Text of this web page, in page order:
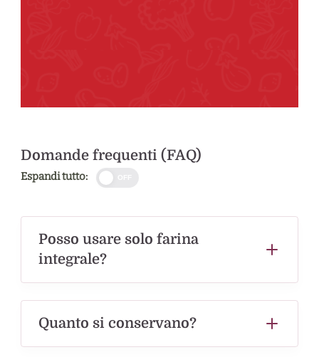
Domande frequenti (FAQ)
Espandi tutto:
Posso usare solo farina
integrale?
Quanto si conservano?